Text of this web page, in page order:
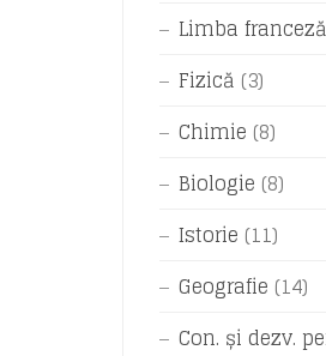
Limba franceză
Fizică (3)
Chimie (8)
Biologie (8)
Istorie (11)
Geografie (14)
Con. și dezv.